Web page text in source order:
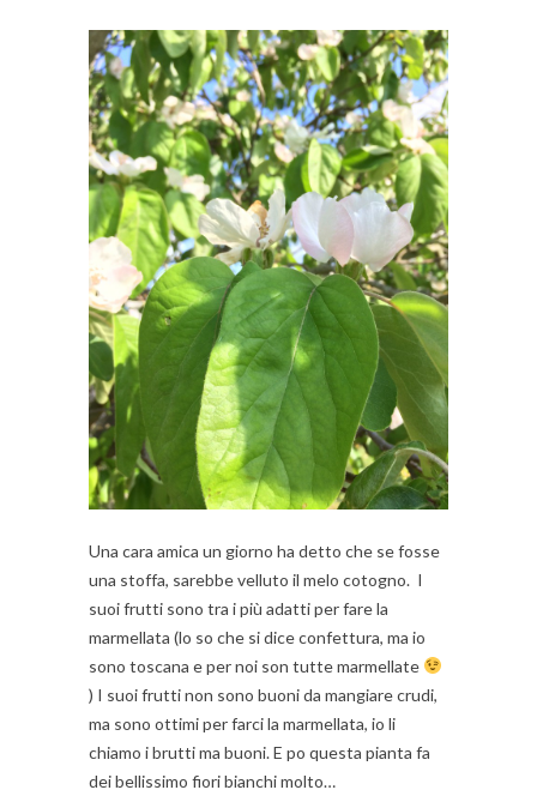
Una cara amica un giorno ha detto che se fosse
una stoffa, sarebbe velluto il melo cotogno. I
suoi frutti sono tra i più adatti per fare la
marmellata (lo so che si dice confettura, ma io
sono toscana e per noi son tutte marmellate
) I suoi frutti non sono buoni da mangiare crudi,
ma sono ottimi per farci la marmellata, io li
chiamo i brutti ma buoni. E po questa pianta fa
dei bellissimo fiori bianchi molto…